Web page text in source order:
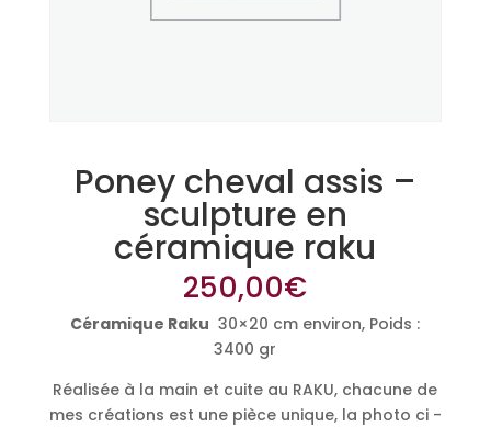
Poney cheval assis –
sculpture en
céramique raku
250,00€
Céramique Raku 30×20 cm environ, Poids :
3400 gr
Réalisée à la main et cuite au RAKU, chacune de
mes créations est une pièce unique, la photo ci -